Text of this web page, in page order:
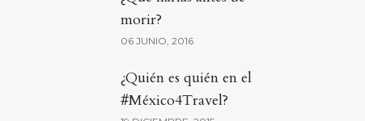
morir?
06 JUNIO, 2016
¿Quién es quién en el
#México4Travel?